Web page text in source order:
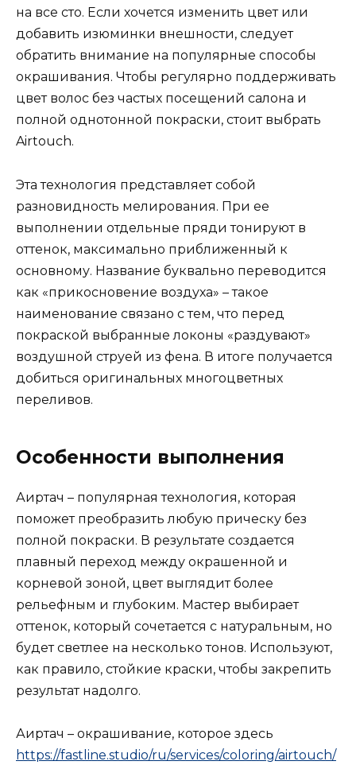
на все сто. Если хочется изменить цвет или
добавить изюминки внешности, следует
обратить внимание на популярные способы
окрашивания. Чтобы регулярно поддерживать
цвет волос без частых посещений салона и
полной однотонной покраски, стоит выбрать
Airtouch.
Эта технология представляет собой
разновидность мелирования. При ее
выполнении отдельные пряди тонируют в
оттенок, максимально приближенный к
основному. Название буквально переводится
как «прикосновение воздуха» – такое
наименование связано с тем, что перед
покраской выбранные локоны «раздувают»
воздушной струей из фена. В итоге получается
добиться оригинальных многоцветных
переливов.
Особенности выполнения
Аиртач – популярная технология, которая
поможет преобразить любую прическу без
полной покраски. В результате создается
плавный переход между окрашенной и
корневой зоной, цвет выглядит более
рельефным и глубоким. Мастер выбирает
оттенок, который сочетается с натуральным, но
будет светлее на несколько тонов. Используют,
как правило, стойкие краски, чтобы закрепить
результат надолго.
Аиртач – окрашивание, которое здесь
https://fastline.studio/ru/services/coloring/airtouch/